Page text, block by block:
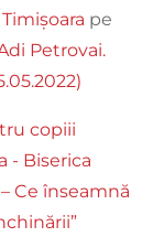
pe
Petrovai.
copiii
- Biserica
– Ce înseamnă